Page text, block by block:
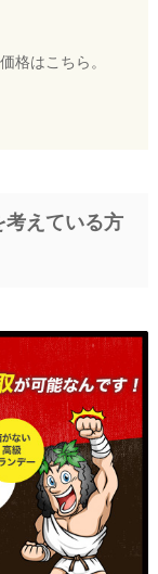
格はこちら。
考えている方